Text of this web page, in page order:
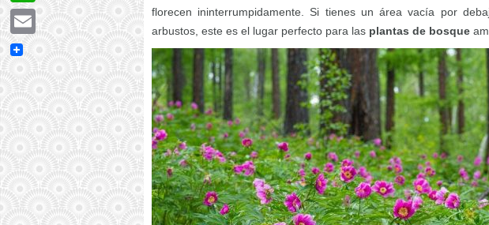
florecen ininterrumpidamente. Si tienes un área vacía por
arbustos, este es el lugar perfecto para las plantas de bosque
WhatsApp
Email